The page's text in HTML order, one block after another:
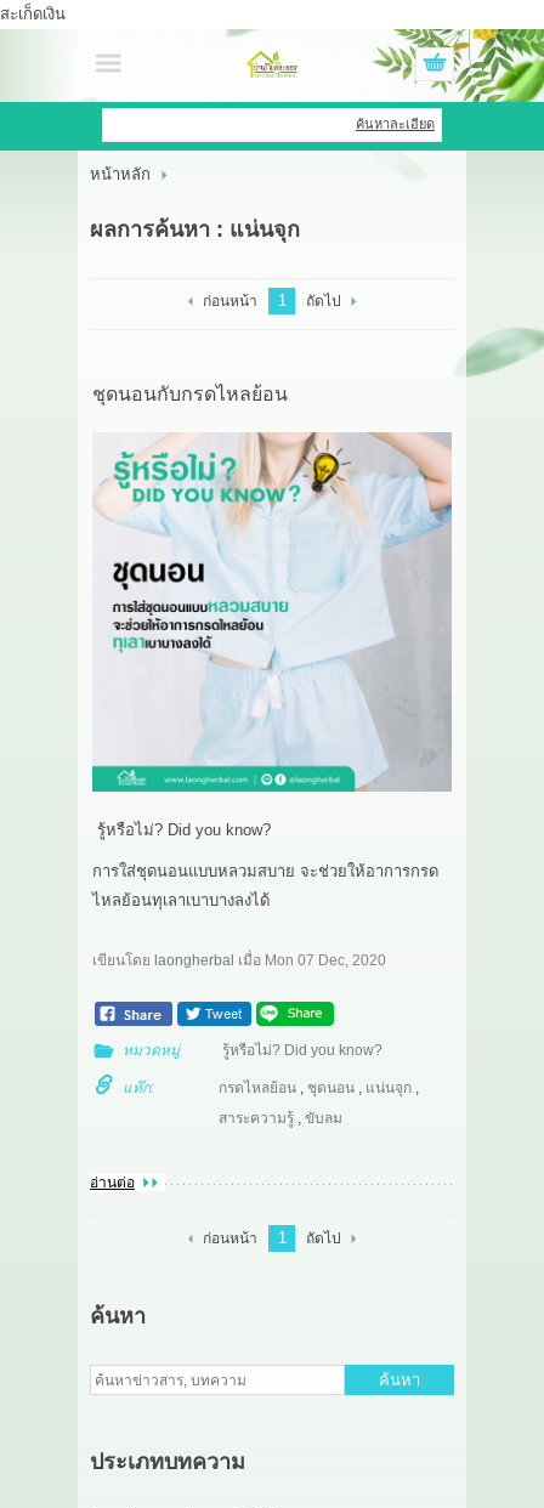
สะเก็ดเงิน
เข้าสู่ระบบ สมัครสมาชิก
สินค้าที่สนใจ
หน้าหลัก
HERBBRIGHT WELLNESS
GREEN HOUSE
เกี่ยวกับเรา
ค้นหาละเอียด
หน้าหลัก
ผลการค้นหา : แน่นจุก
ก่อนหน้า 1 ถัดไป
ชุดนอนกับกรดไหลย้อน
รู้หรือไม่? Did you know?
การใส่ชุดนอนแบบหลวมสบาย จะช่วยให้อาการกรด
ไหลย้อนทุเลาเบาบางลงได้
เขียนโดย laongherbal เมื่อ Mon 07 Dec, 2020
หมวดหมู่ รู้หรือไม่? Did you know?
แท๊ก: กรดไหลย้อน, ชุดนอน, แน่นจุก,
สาระความรู้, ขับลม
อ่านต่อ
ก่อนหน้า 1 ถัดไป
ค้นหา
ค้นหา
ประเภทบทความ